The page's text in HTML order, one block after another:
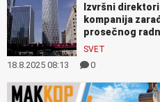
Izvršni
kompanija
prosečnog
SVET
18.8.2025 08:13 0